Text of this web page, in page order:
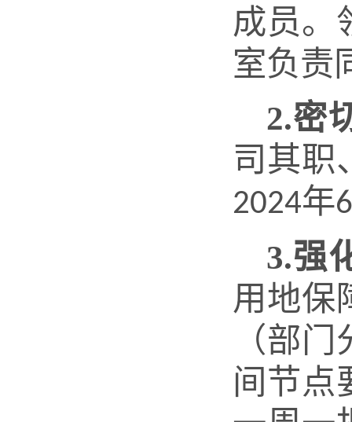
成员。
室负责
2.密
司其职
2024年6
3.强
用地保
（部
间节点